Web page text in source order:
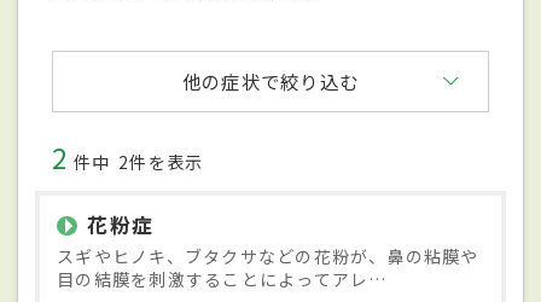
他の症状で絞り込む
2 件中 2件を表示
花粉症
スギやヒノキ、ブタクサなどの花粉が、鼻の粘膜や
目の結膜を刺激することによってアレ…